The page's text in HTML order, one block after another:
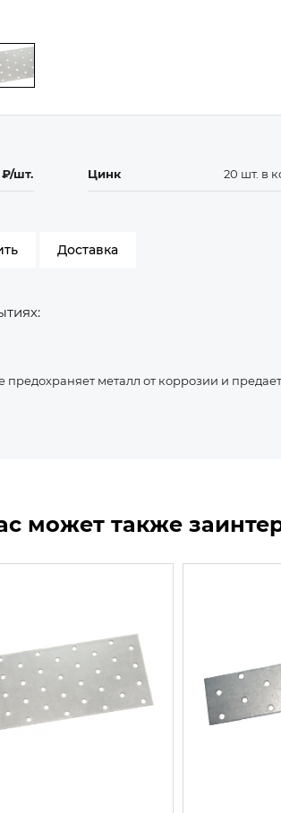
₽/шт. Цинк 20 шт. в
Доставка
металл от коррозии и
может также